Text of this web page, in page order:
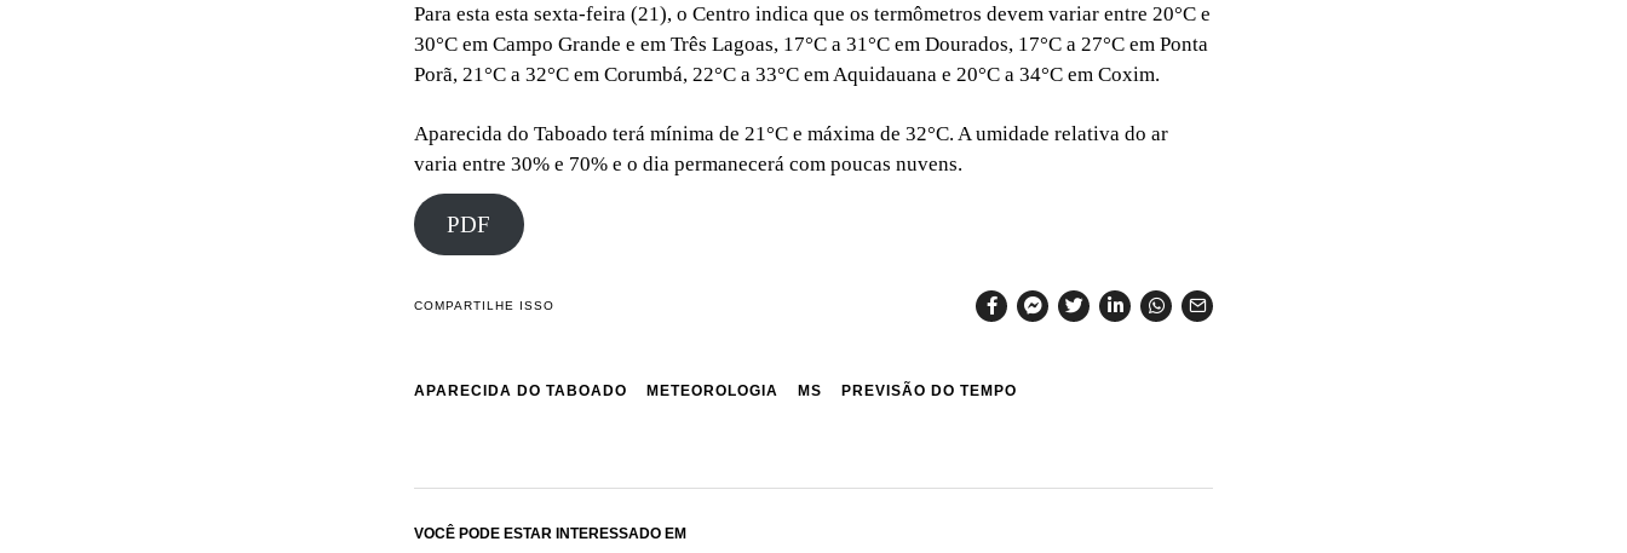
Para esta esta sexta-feira (21), o Centro indica que os termômetros devem variar entre 20°C e
30°C em Campo Grande e em Três Lagoas, 17°C a 31°C em Dourados, 17°C a 27°C em Ponta
Porã, 21°C a 32°C em Corumbá, 22°C a 33°C em Aquidauana e 20°C a 34°C em Coxim.
Aparecida do Taboado terá mínima de 21°C e máxima de 32°C. A umidade relativa do ar
varia entre 30% e 70% e o dia permanecerá com poucas nuvens.
PDF
COMPARTILHE ISSO
APARECIDA DO TABOADO METEOROLOGIA MS PREVISÃO DO TEMPO
VOCÊ PODE ESTAR INTERESSADO EM